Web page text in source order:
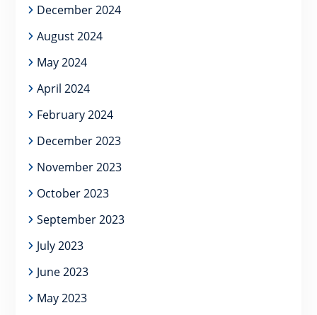
December 2024
August 2024
May 2024
April 2024
February 2024
December 2023
November 2023
October 2023
September 2023
July 2023
June 2023
May 2023